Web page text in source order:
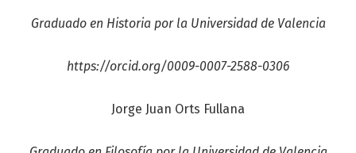
Graduado en Historia por la Universidad de Valencia
https://orcid.org/0009-0007-2588-0306
Jorge Juan Orts Fullana